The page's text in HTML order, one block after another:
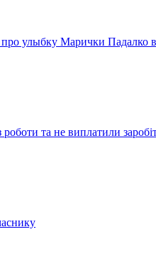
улыбку Марички
та не виплатили